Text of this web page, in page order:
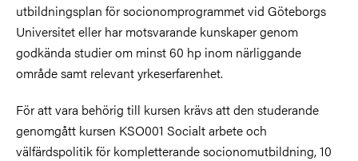
utbildningsplan för socionomprogrammet vid Göteborgs
Universitet eller har motsvarande kunskaper genom
godkända studier om minst 60 hp inom närliggande
område samt relevant yrkeserfarenhet.
För att vara behörig till kursen krävs att den studerande
genomgått kursen KSO001 Socialt arbete och
välfärdspolitik för kompletterande socionomutbildning, 10